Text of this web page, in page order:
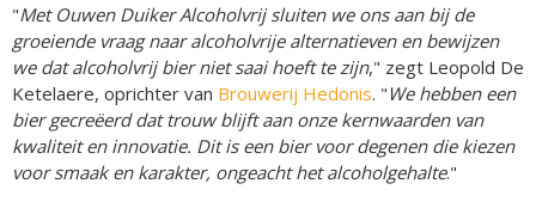
"Met Ouwen Duiker Alcoholvrij sluiten we ons aan bij de
groeiende vraag naar alcoholvrije alternatieven en bewijzen
we dat alcoholvrij bier niet saai hoeft te zijn," zegt Leopold De
Ketelaere, oprichter van Brouwerij Hedonis. " We hebben een
bier gecreëerd dat trouw blijft aan onze kernwaarden van
kwaliteit en innovatie. Dit is een bier voor degenen die kiezen
voor smaak en karakter, ongeacht het alcoholgehalte."